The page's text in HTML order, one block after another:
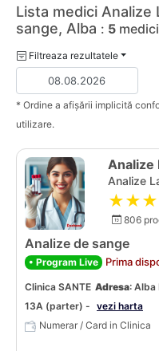
Lista medici Analize
sange, Alba : 5
Filtreaza rezultatele
* Ordine a afișării implicită
utilizare.
Analize
Analize
806
Analize de sange
• Program Live Prima
Clinica SANTE Adresa: Alba
13A (parter) - vezi harta
Numerar / Card in Clinica